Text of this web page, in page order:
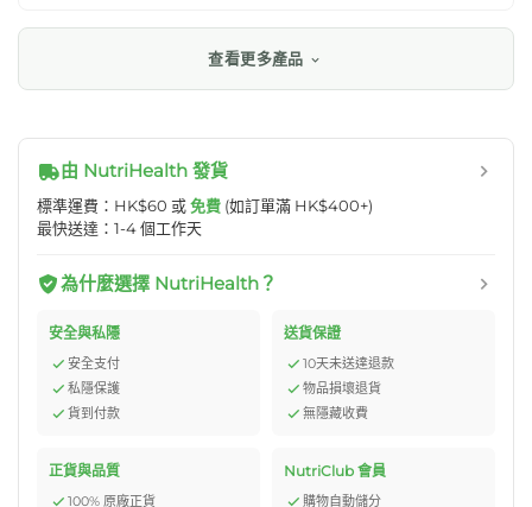
查看更多產品
由 NutriHealth 發貨
標準運費：HK$60 或免費 (如訂單滿 HK$400+)
最快送達：1-4 個工作天
為什麼選擇 NutriHealth？
安全與私隱
安全支付
私隱保護
貨到付款
送貨保證
10天未送達退款
物品損壞退貨
無隱藏收費
正貨與品質
100% 原廠正貨
NutriClub 會員
購物自動儲分